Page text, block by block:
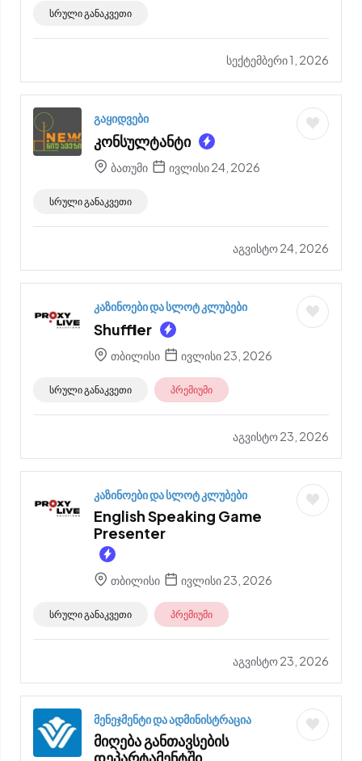
სრული განაკვეთი
სექტემბერი 1, 2026
გაყიდვები
კონსულტანტი
ბათუმი ივლისი 24, 2026
სრული განაკვეთი
აგვისტო 24, 2026
კაზინოები და სლოტ კლუბები
Shuffler
თბილისი ივლისი 23, 2026
სრული განაკვეთი პრემიუმი
აგვისტო 23, 2026
კაზინოები და სლოტ კლუბები
English Speaking Game
Presenter
თბილისი ივლისი 23, 2026
სრული განაკვეთი პრემიუმი
აგვისტო 23, 2026
მენეჯმენტი და ადმინისტრაცია
მიღება განთავსების